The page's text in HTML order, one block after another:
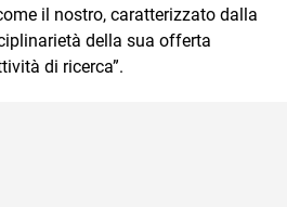
il nostro, caratterizzato dalla
della sua offerta
di ricerca”.